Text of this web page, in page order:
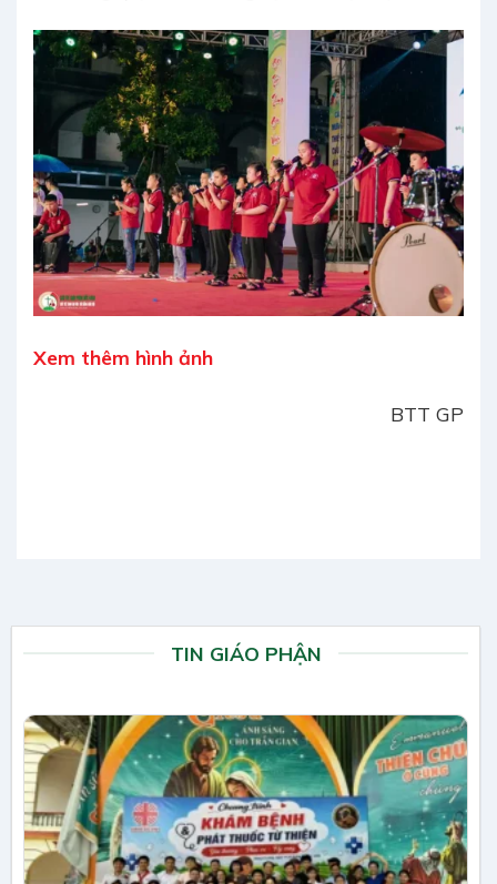
Xem thêm hình ảnh
BTT GP
TIN GIÁO PHẬN